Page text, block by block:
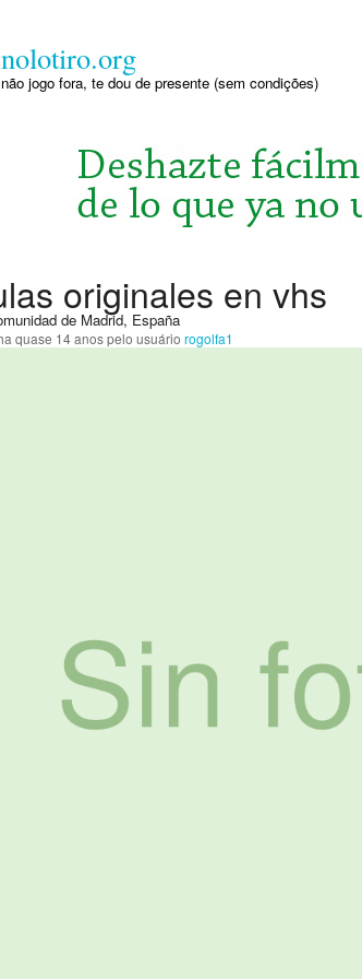
nolotiro.org
não jogo fora, te dou de presente (sem condições)
originales en vhs
de Madrid, España
quase 14 anospelo usuário rogolfa1